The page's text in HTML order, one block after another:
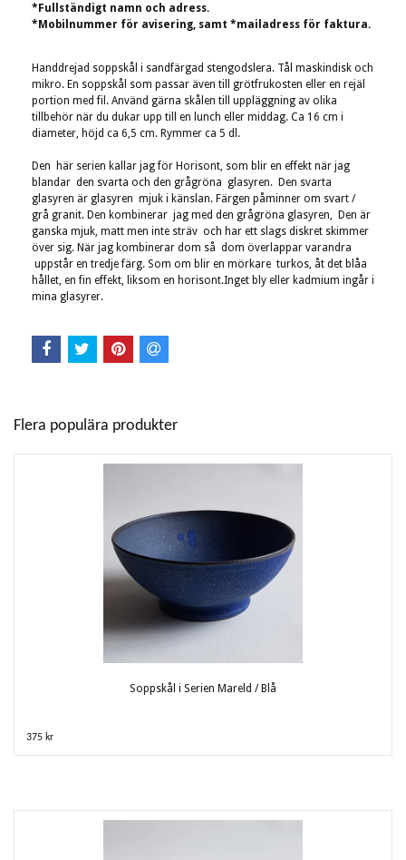
*Fullständigt namn och adress.
*Mobilnummer för avisering, samt *mailadress för faktura.
Handdrejad soppskål i sandfärgad stengodslera. Tål maskindisk och
mikro. En soppskål som passar även till grötfrukosten eller en rejäl
portion med fil. Använd gärna skålen till uppläggning av olika
tillbehör när du dukar upp till en lunch eller middag. Ca 16 cm i
diameter, höjd ca 6,5 cm. Rymmer ca 5 dl.
Den här serien kallar jag för Horisont, som blir en effekt när jag
blandar den svarta och den grågröna glasyren. Den svarta
glasyren är glasyren mjuk i känslan. Färgen påminner om svart /
grå granit. Den kombinerar jag med den grågröna glasyren, Den är
ganska mjuk, matt men inte sträv och har ett slags diskret skimmer
över sig. När jag kombinerar dom så dom överlappar varandra
uppstår en tredje färg. Som om blir en mörkare turkos, åt det blåa
hållet, en fin effekt, liksom en horisont.Inget bly eller kadmium ingår i
mina glasyrer.
Flera populära produkter
Soppskål i Serien Mareld / Blå
375 kr